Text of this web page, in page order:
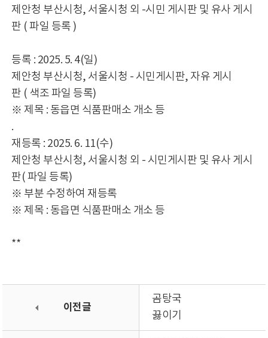
제안청 부산시청, 서울시청 외 -시민 게시판 및 유사 게시
판 ( 파일 등록 )
등록 : 2025. 5. 4(일)
제안청 부산시청, 서울시청 - 시민게시판, 자유 게시
판 ( 색조 파일 등록)
※ 제목 : 동읍면 식품판매소 개소 등
.
재등록 : 2025. 6. 11(수)
제안청 부산시청, 서울시청 외 - 시민게시판 및 유사 게시
판( 파일 등록)
※ 부분 수정하여 재등록
※ 제목 : 동읍면 식품판매소 개소 등
**
이전글
곰탕국
끓이기